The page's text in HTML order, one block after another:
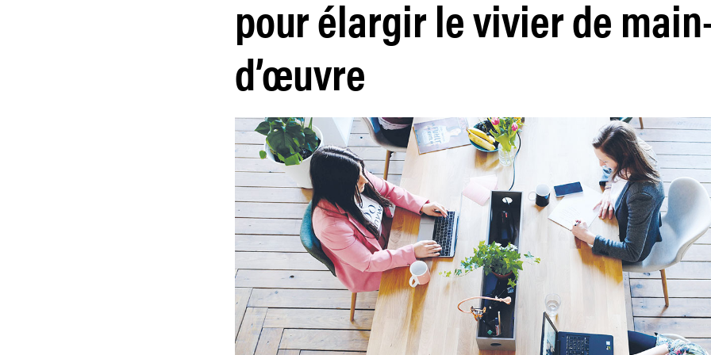
pour élargir le vivier de
d’œuvre